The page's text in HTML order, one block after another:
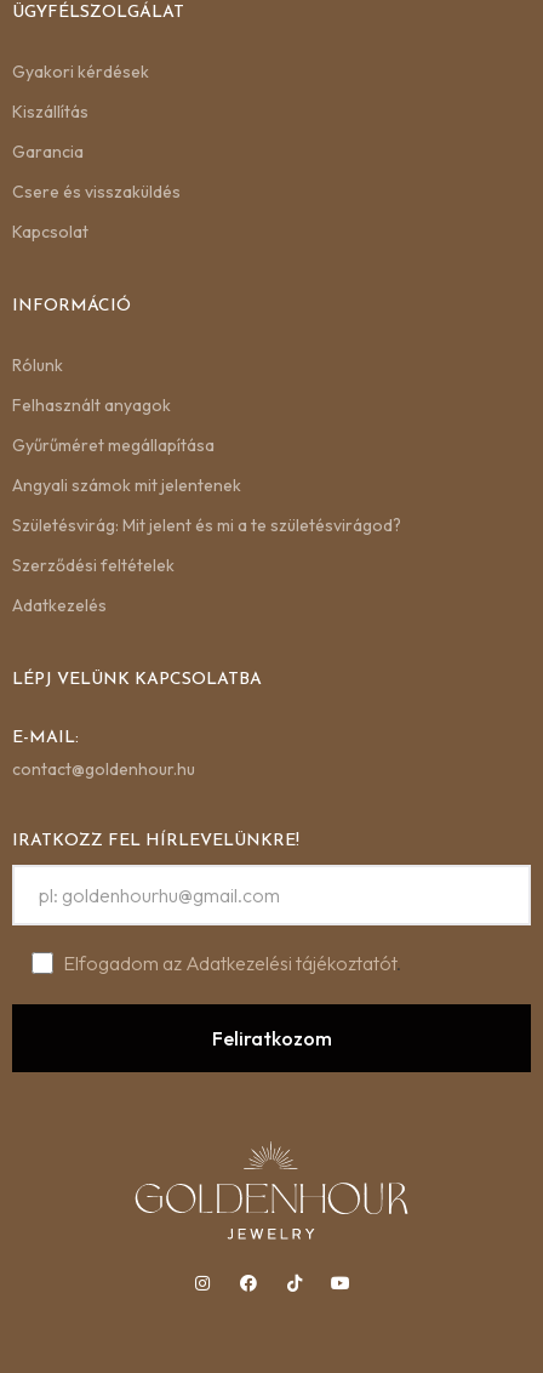
ÜGYFÉLSZOLGÁLAT
Gyakori kérdések
Kiszállítás
Garancia
Csere és visszaküldés
Kapcsolat
INFORMÁCIÓ
Rólunk
Felhasznált anyagok
Gyűrűméret megállapítása
Angyali számok mit jelentenek
Születésvirág: Mit jelent és mi a te születésvirágod?
Szerződési feltételek
Adatkezelés
LÉPJ VELÜNK KAPCSOLATBA
E-MAIL:
contact@goldenhour.hu
IRATKOZZ FEL HÍRLEVELÜNKRE!
Elfogadom az Adatkezelési tájékoztatót.